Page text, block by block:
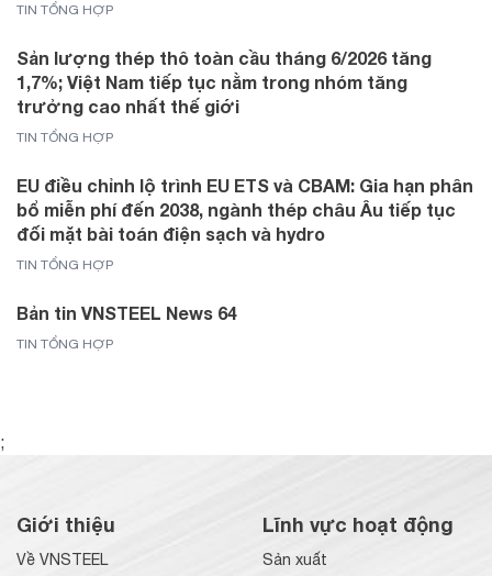
TIN TỔNG HỢP
Sản lượng thép thô toàn cầu tháng 6/2026 tăng
1,7%; Việt Nam tiếp tục nằm trong nhóm tăng
trưởng cao nhất thế giới
TIN TỔNG HỢP
EU điều chỉnh lộ trình EU ETS và CBAM: Gia hạn phân
bổ miễn phí đến 2038, ngành thép châu Âu tiếp tục
đối mặt bài toán điện sạch và hydro
TIN TỔNG HỢP
Bản tin VNSTEEL News 64
TIN TỔNG HỢP
;
Giới thiệu
Về VNSTEEL
Lĩnh vực hoạt động
Sản xuất